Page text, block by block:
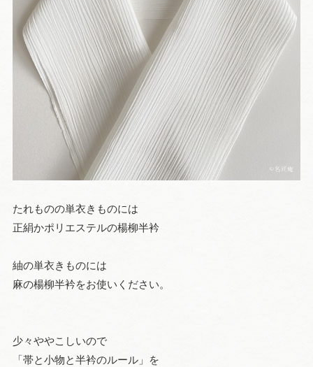
たれものの単衣きものには
正絹かポリエステルの楊柳半衿
紬の単衣きものには
麻の楊柳半衿をお使いください。
少々ややこしいので
「帯と小物と半衿のルール」を